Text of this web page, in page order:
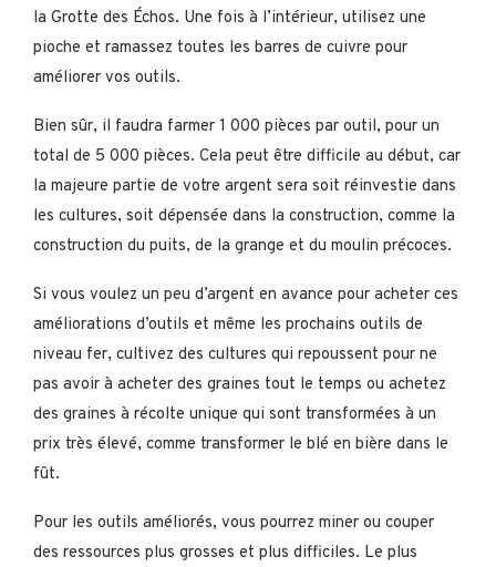
la Grotte des Échos. Une fois à l’intérieur, utilisez une
pioche et ramassez toutes les barres de cuivre pour
améliorer vos outils.
Bien sûr, il faudra farmer 1 000 pièces par outil, pour un
total de 5 000 pièces. Cela peut être difficile au début, car
la majeure partie de votre argent sera soit réinvestie dans
les cultures, soit dépensée dans la construction, comme la
construction du puits, de la grange et du moulin précoces.
Si vous voulez un peu d’argent en avance pour acheter ces
améliorations d’outils et même les prochains outils de
niveau fer, cultivez des cultures qui repoussent pour ne
pas avoir à acheter des graines tout le temps ou achetez
des graines à récolte unique qui sont transformées à un
prix très élevé, comme transformer le blé en bière dans le
fût.
Pour les outils améliorés, vous pourrez miner ou couper
des ressources plus grosses et plus difficiles. Le plus